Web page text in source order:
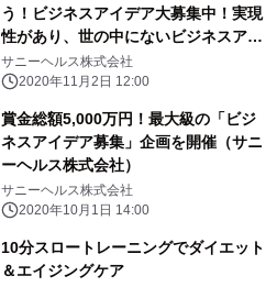
う！ビジネスアイデア大募集中！実現
性があり、世の中にないビジネスアイ
デアを募集しています。 詳しくは
Webサイトで。日経ＭＪ（流通新聞）
サニーヘルス株式会社
2020年11月2日 12:00
賞金総額5,000万円！最大級の「ビジ
ネスアイデア募集」企画を開催（サニ
ーヘルス株式会社）
サニーヘルス株式会社
2020年10月1日 14:00
10分スロートレーニングでダイエット
＆エイジングケア